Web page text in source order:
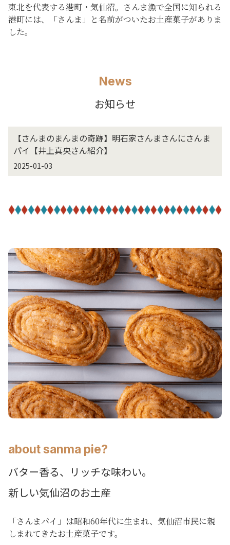
東北を代表する港町・気仙沼。さんま漁で全国に知られる
港町には、「さんま」と名前がついたお土産菓子がありま
した。
News
お知らせ
【さんまのまんまの奇跡】明石家さんまさんにさんま
パイ【井上真央さん紹介】
2025-01-03
about sanma pie?
バター香る、リッチな味わい。
新しい気仙沼のお土産
「さんまパイ」は昭和60年代に生まれ、気仙沼市民に親
しまれてきたお土産菓子です。